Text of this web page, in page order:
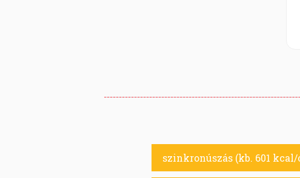
szinkronúszás (kb. 601 kcal/